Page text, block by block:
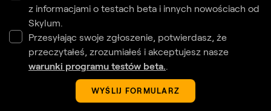
z informacjami o testach beta i innych nowościach od
Skylum.
Przesyłając swoje zgłoszenie, potwierdasz, że
przeczytałeś, zrozumiałeś i akceptujesz nasze
warunki programu testów beta..
WYŚLIJ FORMULARZ